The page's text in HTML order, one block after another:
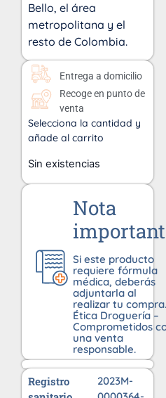
Bello, el área
metropolitana y el
resto de Colombia.
Entrega a domicilio
Recoge en punto de
venta
Selecciona la cantidad y
añade al carrito
Sin existencias
Nota
Si este producto
requiere fórmula
médica, deberás
adjuntarla al
realizar tu compra.
Ética Droguería –
Comprometidos
una venta
responsable.
Registro
2023M-